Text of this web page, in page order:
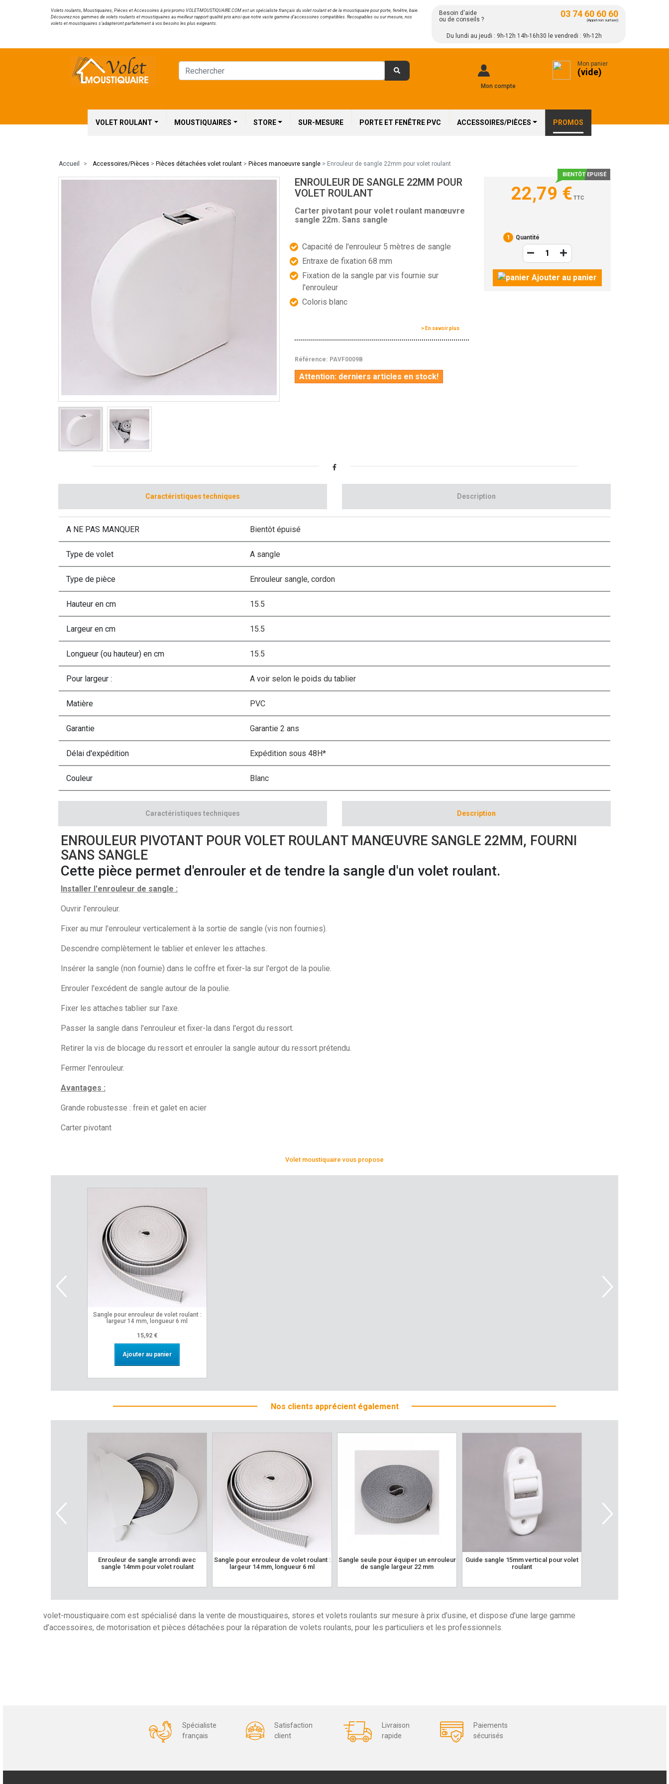
Volets roulants, Moustiquaires, Pièces et Accessoires à prix promo VOLET-MOUSTIQUAIRE.COM est un spécialiste français du volet roulant et de la moustiquaire pour porte, fenêtre, baie.
Découvrez nos gammes de volets roulants et moustiquaires au meilleur rapport qualité prix ainsi que notre vaste gamme d’accessoires compatibles. Recoupables ou sur mesure, nos
volets et moustiquaires s’adapteront parfaitement à vos besoins les plus exigeants.
Besoin d'aide
ou de conseils ?
03 74 60 60 60
(Appel non surtaxe)
Du lundi au jeudi : 9h-12h 14h-16h30 le vendredi : 9h-12h
Mon panier
(vide)
Mon compte
VOLET ROULANT MOUSTIQUAIRES STORE SUR-MESURE PORTE ET FENÊTRE PVC ACCESSOIRES/PIÈCES PROMOS
Accueil Accessoires/Pièces > Pièces détachées volet roulant > Pièces manoeuvre sangle > Enrouleur de sangle 22mm pour volet roulant
ENROULEUR DE SANGLE 22MM POUR
VOLET ROULANT
Carter pivotant pour volet roulant manœuvre
sangle 22m. Sans sangle
Capacité de l'enrouleur 5 mètres de sangle
Entraxe de fixation 68 mm
Fixation de la sangle par vis fournie sur
l'enrouleur
Coloris blanc
> En savoir plus
Référence: PAVF0009B
Attention: derniers articles en stock!
BIENTÔT EPUISÉ
22,79 € TTC
1 Quantité
Ajouter au panier
Caractéristiques techniques Description
A NE PAS MANQUER Bientôt épuisé
Type de volet A sangle
Type de pièce Enrouleur sangle, cordon
Hauteur en cm 15.5
Largeur en cm 15.5
Longueur (ou hauteur) en cm 15.5
Pour largeur : A voir selon le poids du tablier
Matière PVC
Garantie Garantie 2 ans
Délai d'expédition Expédition sous 48H*
Couleur Blanc
Caractéristiques techniques Description
ENROULEUR PIVOTANT POUR VOLET ROULANT MANŒUVRE SANGLE 22MM, FOURNI
SANS SANGLE
Cette pièce permet d'enrouler et de tendre la sangle d'un volet roulant.
Installer l'enrouleur de sangle :
Ouvrir l'enrouleur.
Fixer au mur l'enrouleur verticalement à la sortie de sangle (vis non fournies).
Descendre complètement le tablier et enlever les attaches.
Insérer la sangle (non fournie) dans le coffre et fixer-la sur l'ergot de la poulie.
Enrouler l'excédent de sangle autour de la poulie.
Fixer les attaches tablier sur l'axe.
Passer la sangle dans l'enrouleur et fixer-la dans l'ergot du ressort.
Retirer la vis de blocage du ressort et enrouler la sangle autour du ressort prétendu.
Fermer l'enrouleur.
Avantages :
Grande robustesse : frein et galet en acier
Carter pivotant
Volet moustiquaire vous propose
sangle pour enrouleur de volet roulant :
largeur 14 mm, longueur 6 ml
15,92 €
Ajouter au panier
Nos clients apprécient également
enrouleur de sangle arrondi avec
sangle 14mm pour volet roulant
sangle pour enrouleur de volet roulant :
largeur 14 mm, longueur 6 ml
sangle seule pour équiper un enrouleur
de sangle largeur 22 mm
guide sangle 15mm vertical pour volet
roulant
volet-moustiquaire.com est spécialisé dans la vente de moustiquaires, stores et volets roulants sur mesure à prix d’usine, et dispose d’une large gamme
d’accessoires, de motorisation et pièces détachées pour la réparation de volets roulants, pour les particuliers et les professionnels.
Spécialiste
français
Satisfaction
client
Livraison
rapide
Paiements
sécurisés